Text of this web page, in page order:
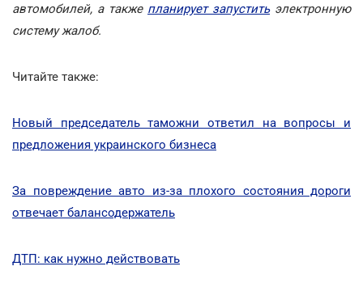
автомобилей, а также планирует запуститьэлектронную
систему жалоб.
Читайте также:
Новый председатель таможни ответил на вопросы и
предложения украинского бизнеса
За повреждение авто из-за плохого состояния дороги
отвечает балансодержатель
ДТП: как нужно действовать